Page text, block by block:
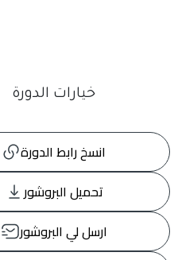
خيارات الدورة
انسخ رابط الدورة
تحميل البروشور
ارسل لي البروشور